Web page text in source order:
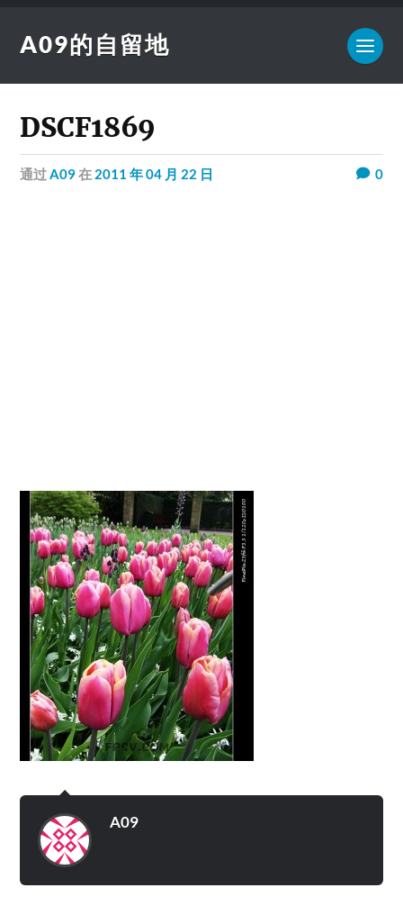
A09的自留地
DSCF1869
通过A09在 2011 年 04 月 22 日 0
A09